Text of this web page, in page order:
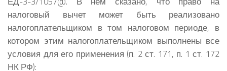
налоговый вычет может быть реализовано
налогоплательщиком в том налоговом периоде, в
котором этим налогоплательщиком выполнены все
условия для его применения (п. 2 ст. 171, п. 1 ст. 172
НК РФ):